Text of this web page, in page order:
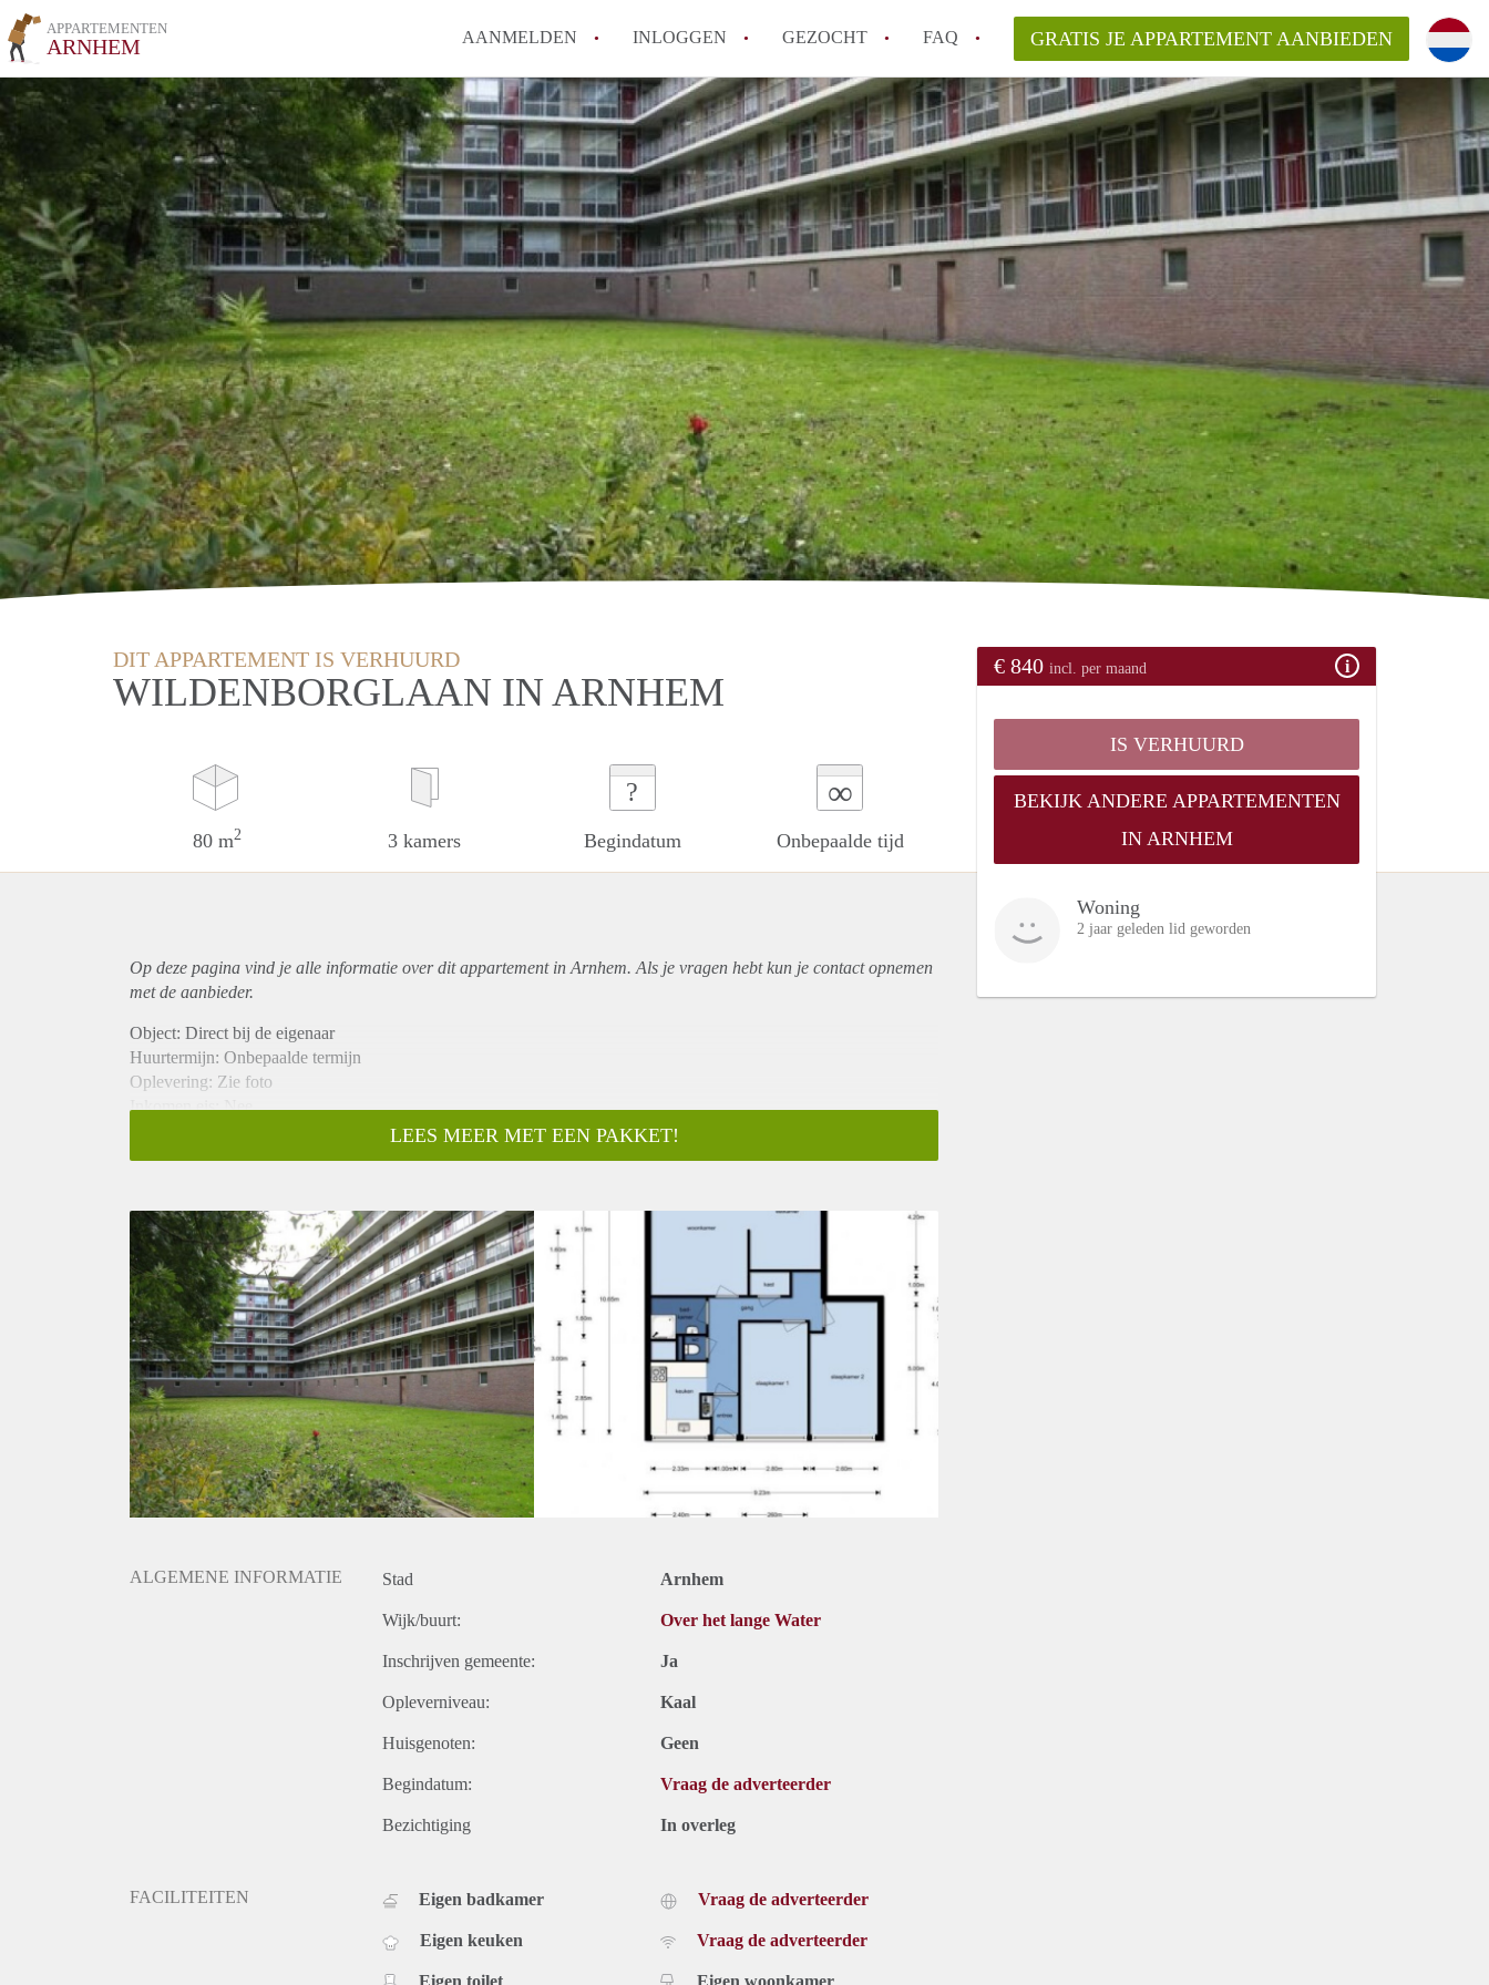
APPARTEMENTEN
ARNHEM AANMELDEN INLOGGEN GEZOCHT FAQ
How to translate AppartementenArnhem!
Wat is AppartementenArnhem?
Hoeveel kost het om te reageren op een Appartement in Arnhem?
Wat is de privacyverklaring van AppartementenArnhem?
Berekent AppartementenArnhem
Alle veelgestelde vragen
GRATIS JE APPARTEMENT AANBIEDEN
DIT APPARTEMENT IS VERHUURD
WILDENBORGLAAN IN ARNHEM
80 m2 3 kamers
?
Begindatum
∞
Onbepaalde tijd
€ 840 incl. per maand
IS VERHUURD
BEKIJK ANDERE APPARTEMENTEN
IN ARNHEM
Woning
2 jaar geleden lid geworden
Op deze pagina vind je alle informatie over ditappartementin Arnhem. Als je vragen hebt kun je contact opnemen
met de aanbieder.
Object: Direct bij de eigenaar
Huurtermijn: Onbepaalde termijn
Oplevering: Zie foto
Inkomen eis: Nee
Borg: 1 Maand
Huisdieren toegestaan: Afhankelijk van de Eigenaar
Huurtoeslag grens: Ja
Geschikt voor studenten: Afhankelijk van de Eigenaar
LEES MEER MET EEN PAKKET!
ALGEMENE INFORMATIE Stad Arnhem
Wijk/buurt: Over het lange Water
Inschrijven gemeente: Ja
Opleverniveau: Kaal
Huisgenoten: Geen
Begindatum: Vraag de adverteerder
Bezichtiging In overleg
FACILITEITEN Eigen badkamer
Eigen keuken
Vraag de adverteerder
Vraag de adverteerder